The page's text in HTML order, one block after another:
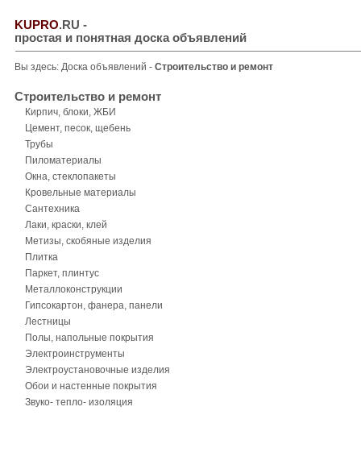
KUPRO.RU -
простая и понятная доска объявлений
Вы здесь: Доска объявлений - Строительство и ремонт
Строительство и ремонт
Кирпич, блоки, ЖБИ
Цемент, песок, щебень
Трубы
Пиломатериалы
Окна, стеклопакеты
Кровельные материалы
Сантехника
Лаки, краски, клей
Метизы, скобяные изделия
Плитка
Паркет, плинтус
Металлоконструкции
Гипсокартон, фанера, панели
Лестницы
Полы, напольные покрытия
Электроинструменты
Электроустановочные изделия
Обои и настенные покрытия
Звуко- тепло- изоляция